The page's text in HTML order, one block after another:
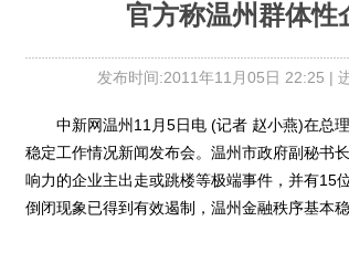
官方称温州群体性
发布时间:2011年11月05日 22:25 |
中新网温州11月5日电 (记者 赵小燕)在总理
稳定工作情况新闻发布会。温州市政府副秘书
响力的企业主出走或跳楼等极端事件，并有15
倒闭现象已得到有效遏制，温州金融秩序基本